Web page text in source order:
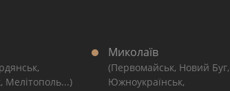
Мелітополь...)
Миколаїв
(Первомайськ, Новий Буг,
Южноукраїнськ,